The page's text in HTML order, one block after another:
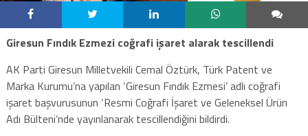
Giresun Fındık Ezmezi coğrafi işaret alarak tescillendi
AK Parti Giresun Milletvekili Cemal Öztürk, Türk Patent ve
Marka Kurumu’na yapılan ‘Giresun Fındık Ezmesi’ adlı coğrafi
işaret başvurusunun ‘Resmi Coğrafi İşaret ve Geleneksel Ürün
Adı Bülteni’nde yayınlanarak tescillendiğini bildirdi.